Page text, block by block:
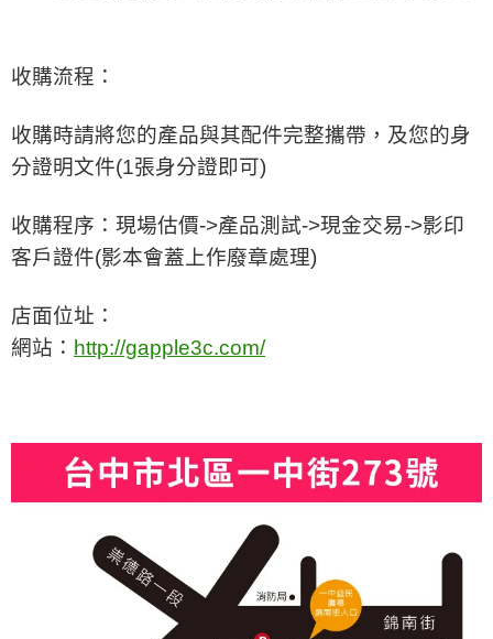
收購流程：
收購時請將您的產品與其配件完整攜帶，及您的身
分證明文件(1張身分證即可)
收購程序：現場估價->產品測試->現金交易->影印
客戶證件(影本會蓋上作廢章處理)
店面位址：
網站： http://gapple3c.com/